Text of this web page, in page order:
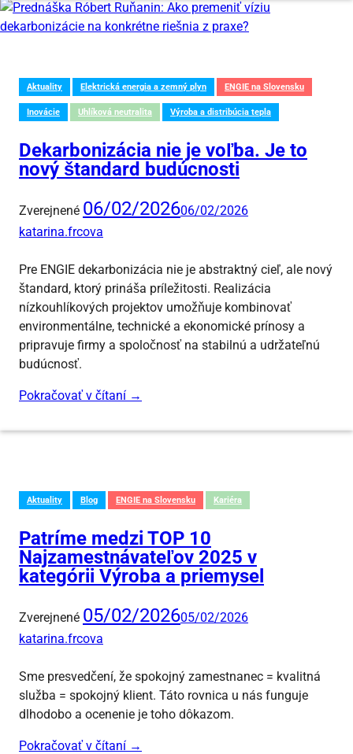
Aktuality Elektrická energia a zemný plyn ENGIE na Slovensku
Inovácie Uhlíková neutralita Výroba a distribúcia tepla
Dekarbonizácia nie je voľba. Je to
nový štandard budúcnosti
Zverejnené 06/02/202606/02/2026
katarina.frcova
Pre ENGIE dekarbonizácia nie je abstraktný cieľ, ale nový
štandard, ktorý prináša príležitosti. Realizácia
nízkouhlíkových projektov umožňuje kombinovať
environmentálne, technické a ekonomické prínosy a
pripravuje firmy a spoločnosť na stabilnú a udržateľnú
budúcnosť.
Pokračovať v čítaní →
Aktuality Blog ENGIE na Slovensku Kariéra
Patríme medzi TOP 10
Najzamestnávateľov 2025 v
kategórii Výroba a priemysel
Zverejnené 05/02/202605/02/2026
katarina.frcova
Sme presvedčení, že spokojný zamestnanec = kvalitná
služba = spokojný klient. Táto rovnica u nás funguje
dlhodobo a ocenenie je toho dôkazom.
Pokračovať v čítaní →